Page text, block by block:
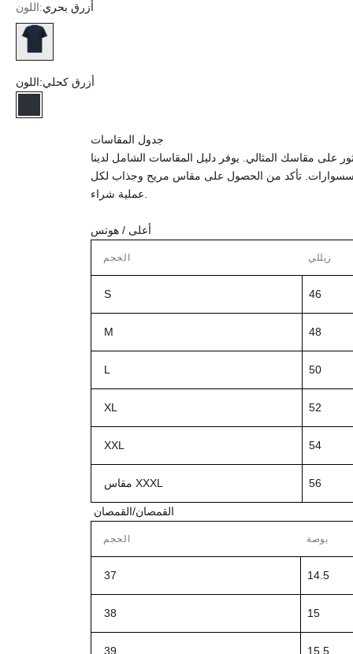
اللون:أزرق بحري
أزرق بحري
اللون:أزرق كحلي
أزرق كحلي
جدول المقاسات
على مقاسك المثالي. يوفر دليل المقاسات الشامل لدينا
تأكد من الحصول على مقاس مريح وجذاب لكل
عملية شراء.
أعلى / هوتس
الحجم زيللي
S 46
M 48
L 50
XL 52
XXL 54
مقاس XXXL 56
القمصان/القمصان
الحجم بوصة
37 14.5
38 15
39 15.5